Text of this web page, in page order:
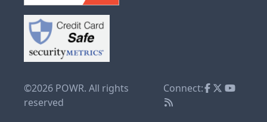
©2026 POWR. All rights
reserved
Connect: